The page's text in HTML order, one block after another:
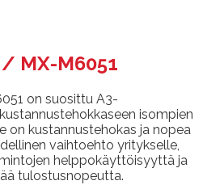
MX-M6051
on suosittu A3-
isompien
on kustannustehokas ja nopea
vaihtoehto yritykselle,
helppokäyttöisyyttä ja
tulostusnopeutta.